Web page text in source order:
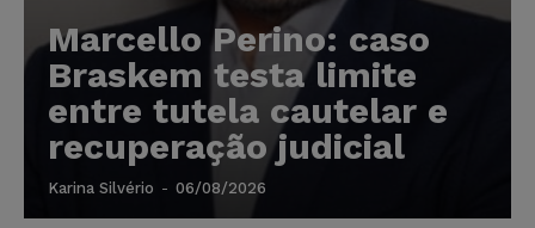
Marcello Perino: caso
Braskem testa limite
entre tutela cautelar e
recuperação judicial
Karina Silvério - 06/08/2026